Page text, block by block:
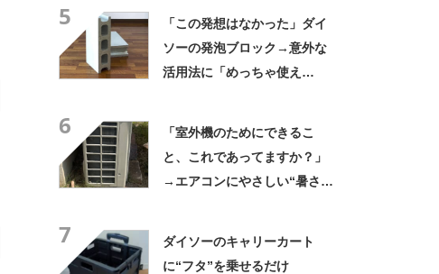
5
「この発想はなかった」ダイ
ソーの発泡ブロック→意外な
活用法に「めっちゃ使え
6
「室外機のためにできるこ
と、これであってますか？」
→エアコンにやさしい“暑さ対
7
ダイソーのキャリーカート
に“フタ”を乗せるだけ